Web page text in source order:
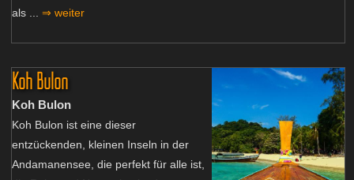
als ... ⇒ weiter
Koh Bulon
Koh Bulon
Koh Bulon ist eine dieser
entzückenden, kleinen Inseln in der
Andamanensee, die perfekt für alle ist,